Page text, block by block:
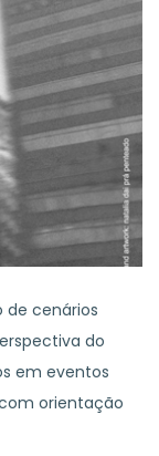
de cenários
do
em eventos
orientação